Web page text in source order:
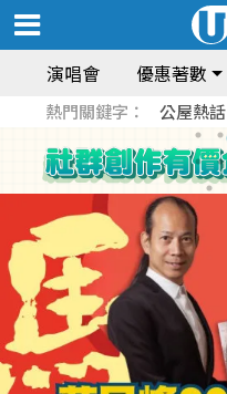
演唱會 優惠著數
熱門關鍵字： 公屋熱話